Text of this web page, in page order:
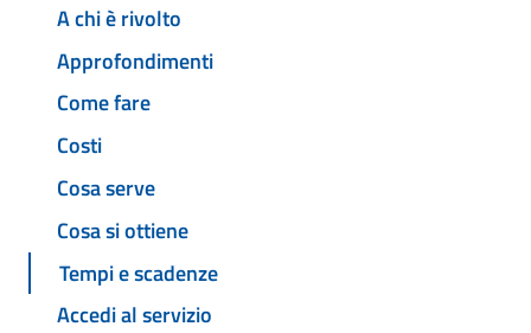
A chi è rivolto
Approfondimenti
Come fare
Costi
Cosa serve
Cosa si ottiene
Tempi e scadenze
Accedi al servizio